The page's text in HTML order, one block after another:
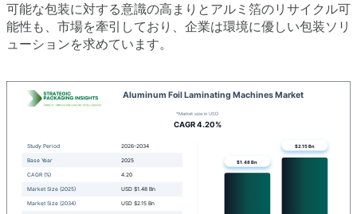
可能な包装に対する意識の高まりとアルミ箔のリサイクル可
能性も、市場を牽引しており、企業は環境に優しい包装ソリ
ューションを求めています。